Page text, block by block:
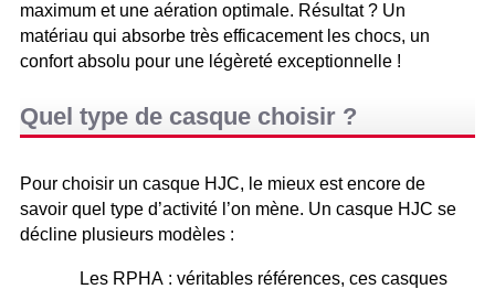
maximum et une aération optimale. Résultat ? Un
matériau qui absorbe très efficacement les chocs, un
confort absolu pour une légèreté exceptionnelle !
Quel type de casque choisir ?
Pour choisir un casque HJC, le mieux est encore de
savoir quel type d’activité l’on mène. Un casque HJC se
décline plusieurs modèles :
Les RPHA : véritables références, ces casques